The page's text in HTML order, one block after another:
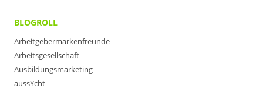
BLOGROLL
Arbeitgebermarkenfreunde
Arbeitsgesellschaft
Ausbildungsmarketing
aussYcht